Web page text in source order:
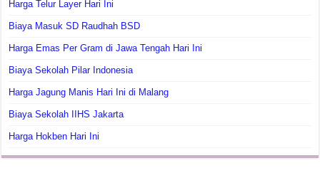
Harga Telur Layer Hari Ini
Biaya Masuk SD Raudhah BSD
Harga Emas Per Gram di Jawa Tengah Hari Ini
Biaya Sekolah Pilar Indonesia
Harga Jagung Manis Hari Ini di Malang
Biaya Sekolah IIHS Jakarta
Harga Hokben Hari Ini